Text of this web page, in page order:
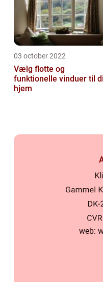
03 october 2022
Vælg flotte og
funktionelle vinduer til
hjem
web: